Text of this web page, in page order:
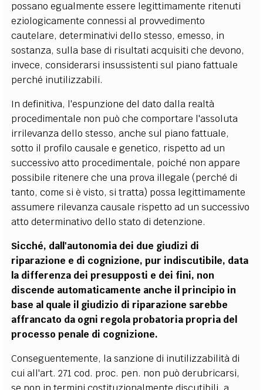
possano egualmente essere legittimamente ritenuti
eziologicamente connessi al provvedimento
cautelare, determinativi dello stesso, emesso, in
sostanza, sulla base di risultati acquisiti che devono,
invece, considerarsi insussistenti sul piano fattuale
perché inutilizzabili.
In definitiva, l'espunzione del dato dalla realtà
procedimentale non può che comportare l'assoluta
irrilevanza dello stesso, anche sul piano fattuale,
sotto il profilo causale e genetico, rispetto ad un
successivo atto procedimentale, poiché non appare
possibile ritenere che una prova illegale (perché di
tanto, come si è visto, si tratta) possa legittimamente
assumere rilevanza causale rispetto ad un successivo
atto determinativo dello stato di detenzione.
Sicché, dall'autonomia dei due giudizi di
riparazione e di cognizione, pur indiscutibile, data
la differenza dei presupposti e dei fini, non
discende automaticamente anche il principio in
base al quale il giudizio di riparazione sarebbe
affrancato da ogni regola probatoria propria del
processo penale di cognizione.
Conseguentemente, la sanzione di inutilizzabilità di
cui all'art. 271 cod. proc. pen. non può derubricarsi,